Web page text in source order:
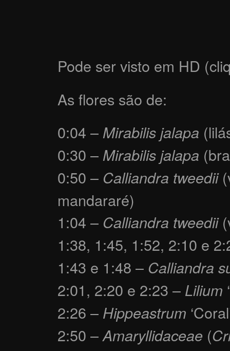
Pode ser visto em HD
As flores são de:
0:04 – Mirabilis jalapa
0:30 – Mirabilis jalapa
0:50 – Calliandra tweedii
mandararé)
1:04 – Calliandra tweedii
1:38, 1:45, 1:52, 2:10 e
1:43 e 1:48 – Calliandra
2:01, 2:20 e 2:23 – Lilium
2:26 – Hippeastrum
2:50 – Amaryllidaceae (